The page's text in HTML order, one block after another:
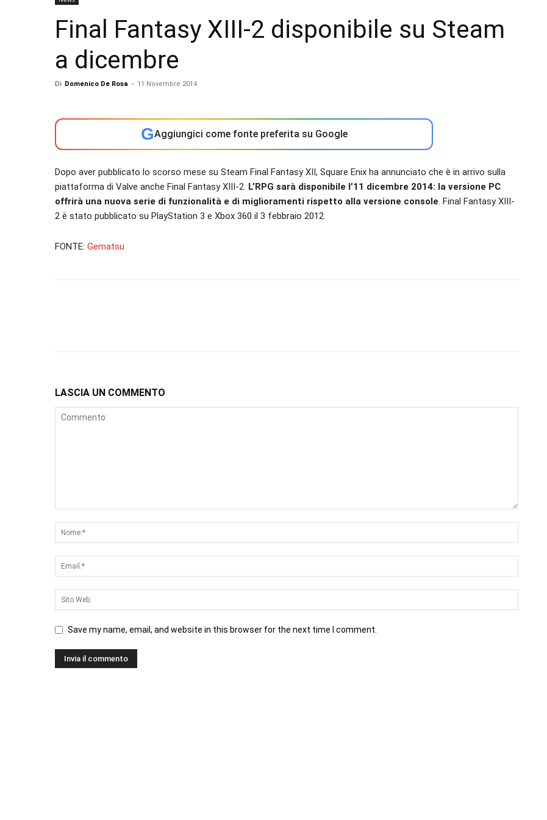
Final Fantasy XIII-2 disponibile su Steam
a dicembre
Di Domenico De Rosa - 11 Novembre 2014
GAggiungici come fonte preferita su Google
Dopo aver pubblicato lo scorso mese su Steam Final Fantasy XII, Square Enix ha annunciato che è in arrivo sulla
piattaforma di Valve anche Final Fantasy XIII-2. L’RPG sarà disponibile l’11 dicembre 2014: la versione PC
offrirà una nuova serie di funzionalità e di miglioramenti rispetto alla versione console. Final Fantasy XIII-
2 è stato pubblicato su PlayStation 3 e Xbox 360 il 3 febbraio 2012.
FONTE: Gematsu
LASCIA UN COMMENTO
Save my name, email, and website in this browser for the next time I comment.